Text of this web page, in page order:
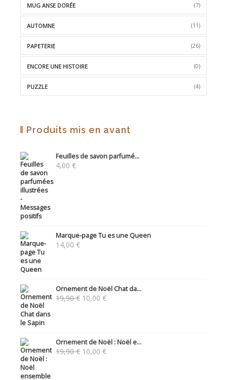
MUG ANSE DORÉE (7)
AUTOMNE (11)
PAPETERIE (26)
ENCORE UNE HISTOIRE (0)
PUZZLE (4)
Produits mis en avant
Feuilles de savon parfumé...
4,00 €
Marque-page Tu es une Queen
14,00 €
Ornement de Noël Chat da...
19,90€ Le
10,00 €Le
Ornement de Noël : Noël e...
19,90€ Le
10,00 €Le